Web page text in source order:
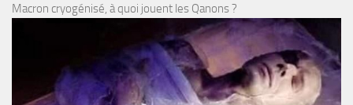
Macron cryogénisé, à quoi jouent les Qanons ?